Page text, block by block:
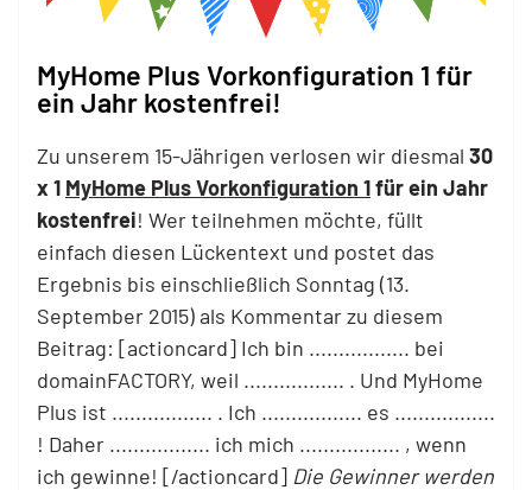
MyHome Plus Vorkonfiguration 1 für
ein Jahr kostenfrei!
Zu unserem 15-Jährigen verlosen wir diesmal 30
x 1 MyHome Plus Vorkonfiguration 1für ein Jahr
kostenfrei! Wer teilnehmen möchte, füllt
einfach diesen Lückentext und postet das
Ergebnis bis einschließlich Sonntag (13.
September 2015) als Kommentar zu diesem
Beitrag: [actioncard] Ich bin ................. bei
domainFACTORY, weil ................. . Und MyHome
Plus ist ................. . Ich ................. es .................
! Daher ................. ich mich ................. , wenn
ich gewinne! [/actioncard] Die Gewinner werden